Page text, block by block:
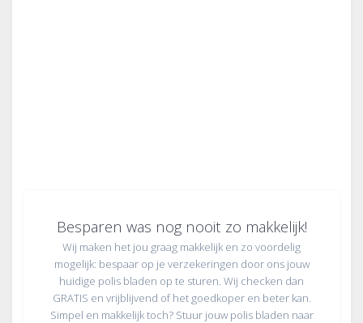
Besparen was nog nooit zo makkelijk!
Wij maken het jou graag makkelijk en zo voordelig
mogelijk: bespaar op je verzekeringen door ons jouw
huidige polis bladen op te sturen. Wij checken dan
GRATIS en vrijblijvend of het goedkoper en beter kan.
Simpel en makkelijk toch? Stuur jouw polis bladen naar